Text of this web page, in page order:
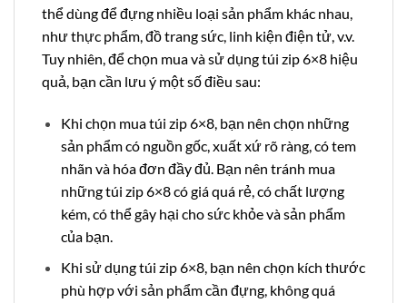
thể dùng để đựng nhiều loại sản phẩm khác nhau,
như thực phẩm, đồ trang sức, linh kiện điện tử, v.v.
Tuy nhiên, để chọn mua và sử dụng túi zip 6×8 hiệu
quả, bạn cần lưu ý một số điều sau:
Khi chọn mua túi zip 6×8, bạn nên chọn những
sản phẩm có nguồn gốc, xuất xứ rõ ràng, có tem
nhãn và hóa đơn đầy đủ . Bạn nên tránh mua
những túi zip 6×8 có giá quá rẻ, có chất lượng
kém, có thể gây hại cho sức khỏe và sản phẩm
của bạn.
Khi sử dụng túi zip 6×8, bạn nên chọn kích thước
phù hợp với sản phẩm cần đựng, không quá